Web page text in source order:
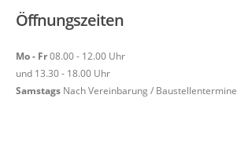
Öffnungszeiten
Mo - Fr08.00 - 12.00 Uhr
und 13.30 - 18.00 Uhr
Samstags Nach Vereinbarung / Baustellentermine